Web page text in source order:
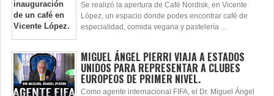
Se realizó la apertura de Café Nordisk, en Vicente
López, un espacio donde podes encontrar café de
especialidad, comida vegana y pastelería ...
MIGUEL ÁNGEL PIERRI VIAJA A ESTADOS
UNIDOS PARA REPRESENTAR A CLUBES
EUROPEOS DE PRIMER NIVEL.
Como agente internacional FIFA, el Dr. Miguel Ángel